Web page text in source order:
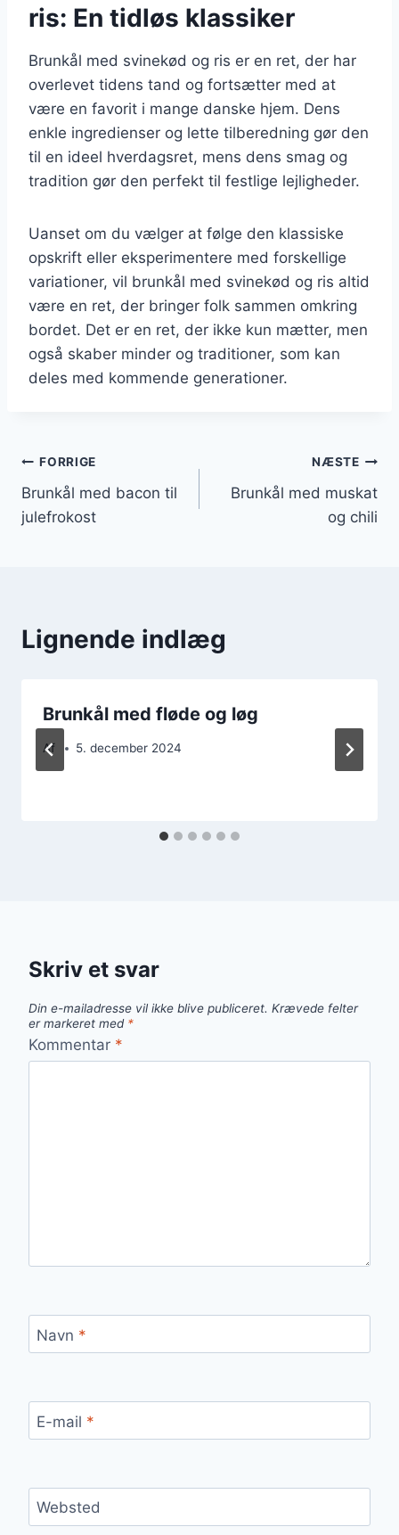
ris: En tidløs klassiker
Brunkål med svinekød og ris er en ret, der har
overlevet tidens tand og fortsætter med at
være en favorit i mange danske hjem. Dens
enkle ingredienser og lette tilberedning gør den
til en ideel hverdagsret, mens dens smag og
tradition gør den perfekt til festlige lejligheder.
Uanset om du vælger at følge den klassiske
opskrift eller eksperimentere med forskellige
variationer, vil brunkål med svinekød og ris altid
være en ret, der bringer folk sammen omkring
bordet. Det er en ret, der ikke kun mætter, men
også skaber minder og traditioner, som kan
deles med kommende generationer.
Indlægsnavigation
FORRIGE
Brunkål med bacon til
julefrokost
NÆSTE
Brunkål med muskat
og chili
Lignende indlæg
Brunkål med fløde og løg
Af 5. december 2024
Skriv et svar
Din e-mailadresse vil ikke blive publiceret. Krævede felter
er markeret med *
Kommentar *
Navn *
E-mail *
Websted